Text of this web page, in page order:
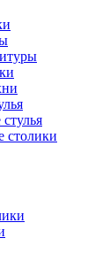
столики